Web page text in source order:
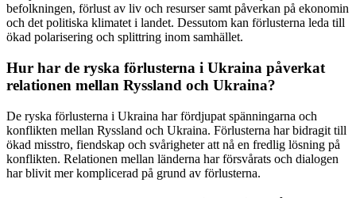
befolkningen, förlust av liv och resurser samt påverkan på ekonomin
och det politiska klimatet i landet. Dessutom kan förlusterna leda till
ökad polarisering och splittring inom samhället.
Hur har de ryska förlusterna i Ukraina påverkat
relationen mellan Ryssland och Ukraina?
De ryska förlusterna i Ukraina har fördjupat spänningarna och
konflikten mellan Ryssland och Ukraina. Förlusterna har bidragit till
ökad misstro, fiendskap och svårigheter att nå en fredlig lösning på
konflikten. Relationen mellan länderna har försvårats och dialogen
har blivit mer komplicerad på grund av förlusterna.